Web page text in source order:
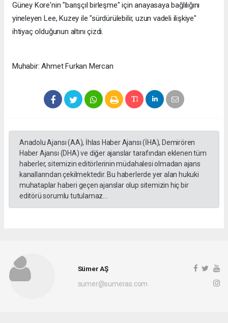
Güney Kore'nin "barışçıl birleşme" için anayasaya bağlılığını
yineleyen Lee, Kuzey ile "sürdürülebilir, uzun vadeli ilişkiye"
ihtiyaç olduğunun altını çizdi.
Muhabir: Ahmet Furkan Mercan
Anadolu Ajansı (AA), İhlas Haber Ajansı (İHA), Demirören
Haber Ajansı (DHA) ve diğer ajanslar tarafından eklenen tüm
haberler, sitemizin editörlerinin müdahalesi olmadan ajans
kanallarından çekilmektedir. Bu haberlerde yer alan hukuki
muhataplar haberi geçen ajanslar olup sitemizin hiç bir
editörü sorumlu tutulamaz...
Sümer AŞ
sumer@sumeras.com